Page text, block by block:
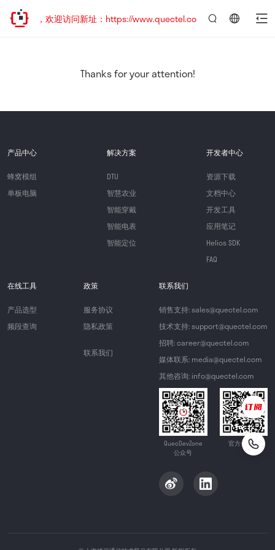
已迁移，欢迎访问新址：https://www.quectel.com.cn
Thanks for your attention!
产品中心
蜂窝模组
单板电脑
解决方案
DTU
智慧农业
智能穿戴
智能电表
智能定位
开发者中心
资源下载
文档中心
开发工具
应用笔记
Helios SDK
FAQ
在线工具
产品选型
频段查询
政策
服务协议
隐私政策
联系我们
联系我们
销售支持: sales@quectel.com
技术支持: support@quectel.com
招聘: career@quectel.com
媒体联系: media@quectel.com
其他咨询: info@quectel.com
QuecDevZone
公众号
官方公众号